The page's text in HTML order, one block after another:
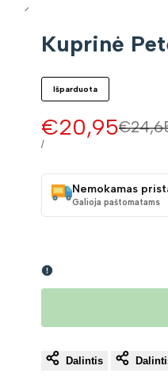
Kuprinė
Išparduota
Pardavimo
kaina
€20,95
VIENETO
/
Nemokamas
Galioja paštomatams
Dalintis